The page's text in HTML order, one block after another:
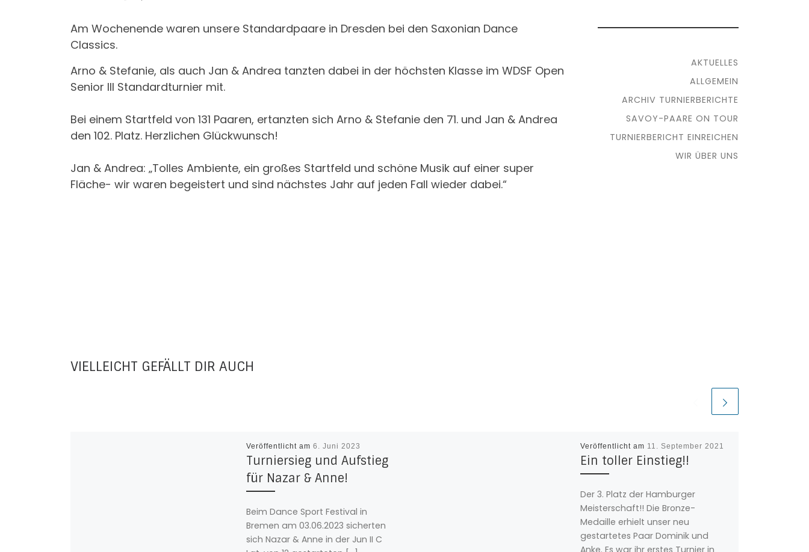
Am Wochenende waren unsere Standardpaare in Dresden bei den Saxonian Dance
Classics.
Arno & Stefanie, als auch Jan & Andrea tanzten dabei in der höchsten Klasse im WDSF Open
Senior III Standardturnier mit.
Bei einem Startfeld von 131 Paaren, ertanzten sich Arno & Stefanie den 71. und Jan & Andrea
den 102. Platz. Herzlichen Glückwunsch!
Jan & Andrea: „Tolles Ambiente, ein großes Startfeld und schöne Musik auf einer super
Fläche- wir waren begeistert und sind nächstes Jahr auf jeden Fall wieder dabei.“
VIELLEICHT GEFÄLLT DIR AUCH
Veröffentlicht am 6. Juni 2023
Turniersieg und Aufstieg
für Nazar & Anne!
Beim Dance Sport Festival in
Bremen am 03.06.2023 sicherten
sich Nazar & Anne in der Jun II C
Veröffentlicht am 11. September 2021
Ein toller Einstieg!!
Der 3. Platz der Hamburger
Meisterschaft!! Die Bronze-
Medaille erhielt unser neu
gestartetes Paar Dominik und
Anke. Es war ihr erstes Turnier in
AKTUELLES
ALLGEMEIN
ARCHIV TURNIERBERICHTE
SAVOY-PAARE ON TOUR
TURNIERBERICHT EINREICHEN
WIR ÜBER UNS